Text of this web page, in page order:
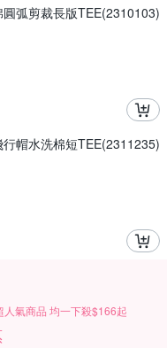
弧剪裁長版TEE(2310103)
帽水洗棉短TEE(2311235)
人氣商品 均一下殺$166起